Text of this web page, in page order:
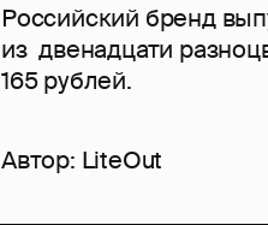
Российский бренд
из двенадцати
165 рублей.
Автор: LiteOut